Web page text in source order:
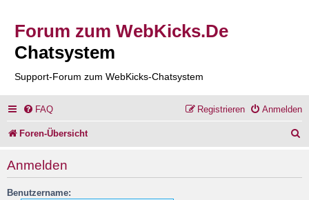
Forum zum WebKicks.De
Chatsystem
Support-Forum zum WebKicks-Chatsystem
FAQ Anmelden
Registrieren
Foren-Übersicht
Anmelden
Benutzername: